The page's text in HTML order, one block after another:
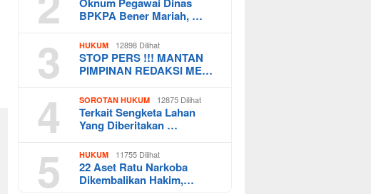
BPKPA Bener Mariah, …
3 HUKUM 12898 Dilihat
STOP PERS !!! MANTAN
PIMPINAN REDAKSI ME…
4 SOROTAN HUKUM 12875 Dilihat
Terkait Sengketa Lahan
Yang Diberitakan …
5 HUKUM 11755 Dilihat
22 Aset Ratu Narkoba
Dikembalikan Hakim,…